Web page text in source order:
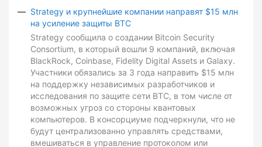
Strategy и крупнейшие компании направят $15 млн
на усиление защиты BTC
Strategy сообщила о создании Bitcoin Security
Consortium, в который вошли 9 компаний, включая
BlackRock, Coinbase, Fidelity Digital Assets и Galaxy.
Участники обязались за 3 года направить $15 млн
на поддержку независимых разработчиков и
исследования по защите сети BTC, в том числе от
возможных угроз со стороны квантовых
компьютеров. В консорциуме подчеркнули, что не
будут централизованно управлять средствами,
вмешиваться в управление протоколом или